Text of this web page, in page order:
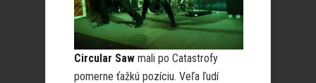
Circular Saw mali po Catastrofy
pomerne ťažkú pozíciu. Veľa ľudí